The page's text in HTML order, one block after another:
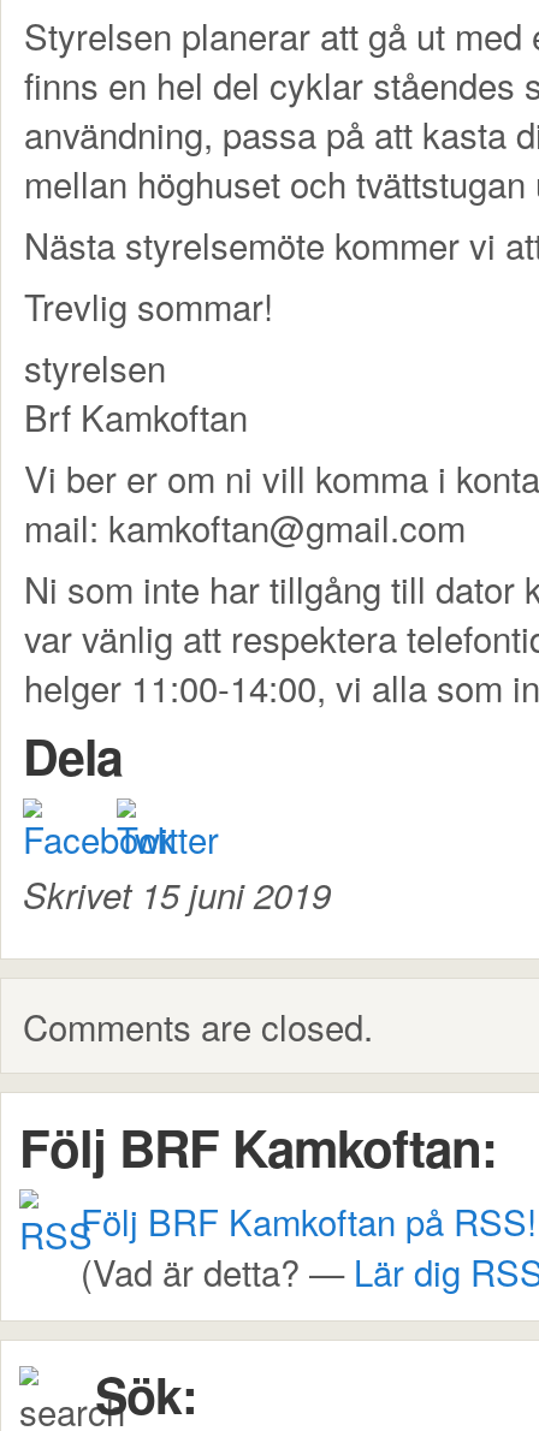
Styrelsen planerar att gå ut
finns en hel del cyklar ståendes
användning, passa på att kasta
mellan höghuset och
Nästa styrelsemöte kommer vi
Trevlig sommar!
styrelsen
Brf Kamkoftan
Vi ber er om ni vill komma i
mail: kamkoftan@gmail.com
Ni som inte har tillgång till dator
var vänlig att respektera
helger 11:00-14:00, vi alla som
Dela
Skrivet 15 juni 2019
Comments are closed.
Följ BRF Kamkoftan:
Följ BRF Kamkoftan på RSS!
(Vad är detta? — Lär dig
Sök: